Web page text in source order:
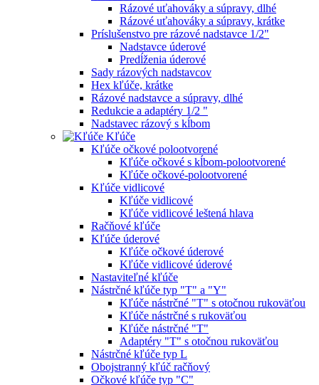
Rázové uťahováky a súpravy, dlhé
Rázové uťahováky a súpravy, krátke
Príslušenstvo pre rázové nadstavce 1/2"
Nadstavce úderové
Predĺženia úderové
Sady rázových nadstavcov
Hex kľúče, krátke
Rázové nadstavce a súpravy, dlhé
Redukcie a adaptéry 1/2 "
Nadstavec rázový s kĺbom
Kľúče
Kľúče očkové polootvorené
Kľúče očkové s kĺbom-polootvorené
Kľúče očkové-polootvorené
Kľúče vidlicové
Kľúče vidlicové
Kľúče vidlicové leštená hlava
Račňové kľúče
Kľúče úderové
Kľúče očkové úderové
Kľúče vidlicové úderové
Nastaviteľné kľúče
Nástrčné kľúče typ "T" a "Y"
Kľúče nástrčné "T" s otočnou rukoväťou
Kľúče nástrčné s rukoväťou
Kľúče nástrčné "T"
Adaptéry "T" s otočnou rukoväťou
Nástrčné kľúče typ L
Obojstranný kľúč račňový
Očkové kľúče typ "C"